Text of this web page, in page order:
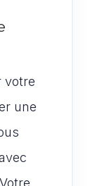
votre
une